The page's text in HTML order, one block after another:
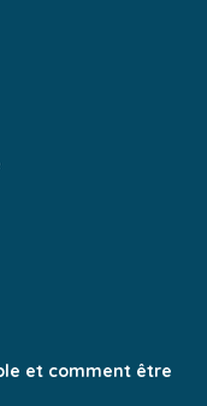
et comment être